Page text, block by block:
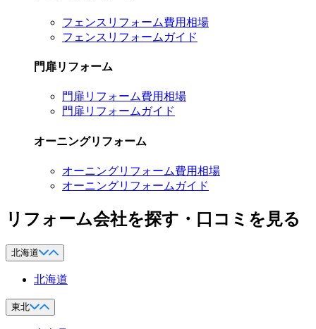
フェンスリフォーム費用相場
フェンスリフォームガイド
門扉リフォーム
門扉リフォーム費用相場
門扉リフォームガイド
オーニングリフォーム
オーニングリフォーム費用相場
オーニングリフォームガイド
リフォーム会社を探す・口コミを見る
北海道
北海道
東北